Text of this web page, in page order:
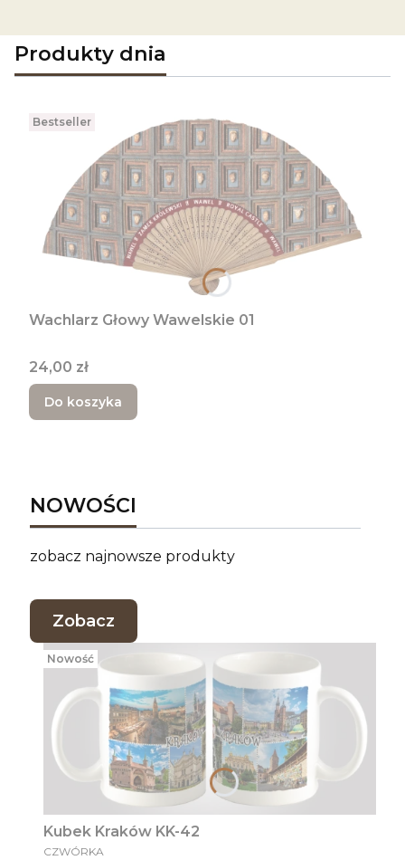
Produkty dnia
Bestseller
Wachlarz Głowy Wawelskie 01
Cena
24,00 zł
Do koszyka
NOWOŚCI
zobacz najnowsze produkty
Zobacz
Nowość
Kubek Kraków KK-42
PRODUCENT
CZWÓRKA